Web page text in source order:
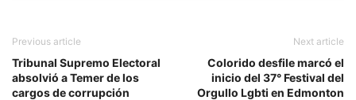
Previous article
Tribunal Supremo Electoral
absolvió a Temer de los
cargos de corrupción
Next article
Colorido desfile marcó el
inicio del 37° Festival del
Orgullo Lgbti en Edmonton